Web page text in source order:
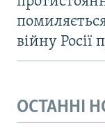
війну Росії
ОСТАННІ